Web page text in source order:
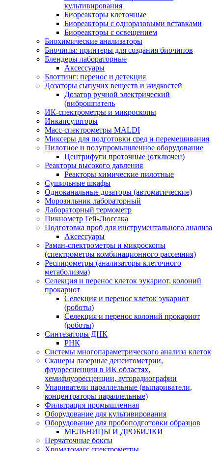
культивирования
Биореакторы клеточные
Биореакторы с одноразовыми вставками
Биореакторы с освещением
Биохимические анализаторы
Биочипы: принтеры для создания биочипов
Блендеры лабораторные
Аксессуары
Блоттинг: перенос и детекция
Дозаторы сыпучих веществ и жидкостей
Дозатор ручной электрический
(виброшпатель
ИК-спектрометры и микроскопы
Инкапсуляторы
Масс-спектрометры MALDI
Миксеры для подготовки сред и перемешивания
Пилотное и полупромышленное оборудование
Центрифуги проточные (отключен)
Реакторы высокого давления
Реакторы химические пилотные
Сушильные шкафы
Одноканальные дозаторы (автоматические)
Морозильник лабораторный
Лабораторный термометр
Пикнометр Гей-Люссака
Подготовка проб для инструментального анализа
Аксессуары
Раман-спектрометры и микроскопы
(спектрометры комбинационного рассеяния)
Респирометры (анализаторы клеточного
метаболизма)
Селекция и перенос клеток эукариот, колоний
прокариот
Селекция и перенос клеток эукариот
(роботы)
Селекция и перенос колоний прокариот
(роботы)
Синтезаторы ДНК
РНК
Системы многопараметрического анализа клеток
Сканеры лазерные денситометрии,
флуоресценции в ИК областях,
хемифлуоресценции, ауторадиографии
Упариватели параллельные (выпариватели,
концентраторы параллельные)
Фильтрация промышленная
Оборудование для культивирования
Оборудование для пробоподготовки образцов
МЕЛЬНИЦЫ И ДРОБИЛКИ
Перчаточные боксы
Хроматомасс спектрометры